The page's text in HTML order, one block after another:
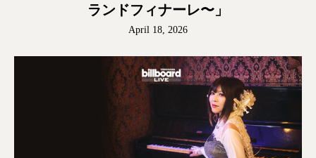
ランドフィナーレ〜」
April 18, 2026